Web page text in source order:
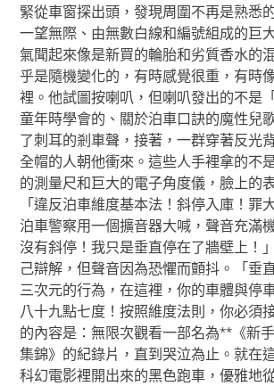
緊從車窗探出頭，發現周圍不再是熟悉
一望無際、由無數白線和編號組成的巨
氣聞起來像是新買的輪胎和劣質香水的
乎是隨機變化的，有時感覺很重，有時
裡。他試圖按喇叭，但喇叭發出的不是
童年時學會的、關於泊車口訣的魔性兒
了刺耳的剎車聲，接著，一群穿著反光
全帽的人朝他衝來。這些人手裡拿的不
的測量尺和巨大的電子角度儀，臉上的
「違反泊車維度基本法！斜停入庫！罪
泊車警察用一個擴音器大喊，聲音充滿
沒有斜停！我只是垂直停在了牆壁上！
己辯解，但聲音因為恐懼而顫抖。「垂
三次元的行為，在這裡，你的車體與
八十九點七度！按照維度法則，你必須
的內容是：無限次觀看一部名為**《新
集錦》的紀錄片，直到哭泣為止。就在
科幻電影裡開出來的黑色跑車，優雅地